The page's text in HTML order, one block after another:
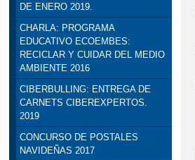
DE ENERO 2019.
CHARLA: PROGRAMA
EDUCATIVO ECOEMBES:
RECICLAR Y CUIDAR DEL MEDIO
AMBIENTE 2016
CIBERBULLING: ENTREGA DE
CARNETS CIBEREXPERTOS.
2019
CONCURSO DE POSTALES
NAVIDEÑAS 2017